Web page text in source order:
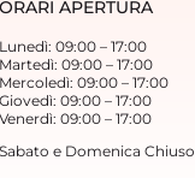
ORARI APERTURA
Lunedì: 09:00 – 17:00
Martedì: 09:00 – 17:00
Mercoledì: 09:00 – 17:00
Giovedì: 09:00 – 17:00
Venerdì: 09:00 – 17:00
Sabato e Domenica Chiuso